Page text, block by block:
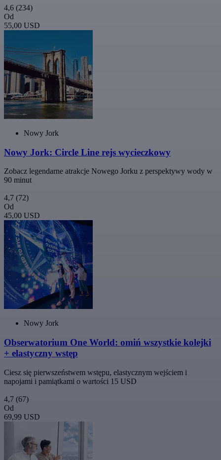
4,6 (234)
Od
55,00 USD
Nowy Jork
Nowy Jork: Circle Line rejs wycieczkowy
Zobacz legendarne atrakcje Nowego Jorku z perspektywy wody w
90 minut
4,7 (72)
Od
45,00 USD
Nowy Jork
Obserwatorium One World: omiń wszystkie kolejki
+ elastyczny wstęp
Ciesz się pierwszeństwem wstępu, elastycznym wejściem i
napojami i pamiątkami o wartości 15 USD
4,7 (67)
Od
69,99 USD